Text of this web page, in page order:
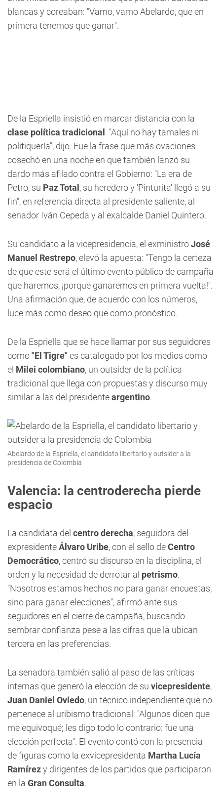
blancas y coreaban: "Vamo, vamo Abelardo, que en
primera tenemos que ganar".
De la Espriella insistió en marcar distancia con la
clase política tradicional . "Aquí no hay tamales ni
politiquería", dijo. Fue la frase que más ovaciones
cosechó en una noche en que también lanzó su
dardo más afilado contra el Gobierno: "La era de
Petro, su Paz Total , su heredero y 'Pinturita' llegó a su
fin", en referencia directa al presidente saliente, al
senador Iván Cepeda y al exalcalde Daniel Quintero.
Su candidato a la vicepresidencia, el exministroJosé
Manuel Restrepo, elevó la apuesta: "Tengo la certeza
de que este será el último evento público de campaña
que haremos, ¡porque ganaremos en primera vuelta!".
Una afirmación que, de acuerdo con los números,
luce más como deseo que como pronóstico.
De la Espriella que se hace llamar por sus seguidores
como"El Tigre"es catalogado por los medios como
el Milei colombiano, un outsider de la política
tradicional que llega con propuestas y discurso muy
similar a las del presidenteargentino.
Abelardo de la Espriella, el candidato libertario y outsider a la
presidencia de Colombia
Valencia: la centroderecha pierde
espacio
La candidata del centro derecha, seguidora del
expresidenteÁlvaro Uribe, con el sello deCentro
Democrático, centró su discurso en la disciplina, el
orden y la necesidad de derrotar al petrismo.
"Nosotros estamos hechos no para ganar encuestas,
sino para ganar elecciones", afirmó ante sus
seguidores en el cierre de campaña, buscando
sembrar confianza pese a las cifras que la ubican
tercera en las preferencias.
La senadora también salió al paso de las críticas
internas que generó la elección de su vicepresidente,
Juan Daniel Oviedo, un técnico independiente que no
pertenece al uribismo tradicional: "Algunos dicen que
me equivoqué; les digo todo lo contrario: fue una
elección perfecta". El evento contó con la presencia
de figuras como la exvicepresidenta Martha Lucía
Ramírezy dirigentes de los partidos que participaron
en la Gran Consulta.